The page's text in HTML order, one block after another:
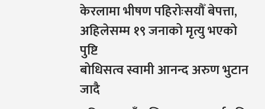
केरलामा भीषण पहिरोःसयौँ बेपत्ता,
अहिलेसम्म १९ जनाको मृत्यु भएको
पुष्टि
बोधिसत्व स्वामी आनन्द अरुण भुटान
जादै